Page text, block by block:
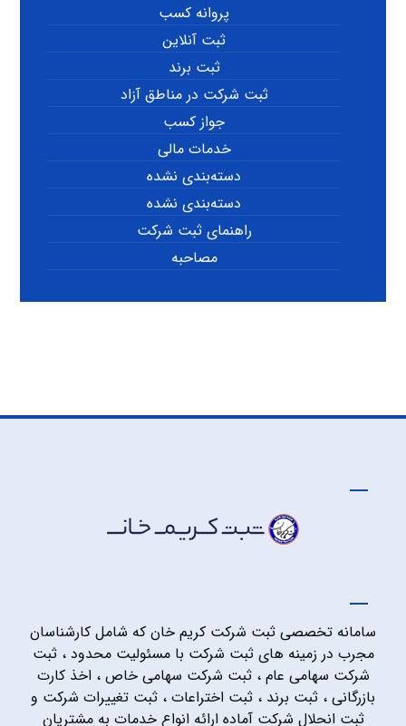
پروانه کسب
ثبت آنلاین
ثبت برند
ثبت شرکت در مناطق آزاد
جواز کسب
خدمات مالی
دسته‌بندی نشده
دسته‌بندی نشده
راهنمای ثبت شرکت
مصاحبه
سامانه تخصصی ثبت شرکت کریم خان که شامل کارشناسان
مجرب در زمینه های ثبت شرکت با مسئولیت محدود ، ثبت
شرکت سهامی عام ، ثبت شرکت سهامی خاص ، اخذ کارت
بازرگانی ، ثبت برند ، ثبت اختراعات ، ثبت تغییرات شرکت و
ثبت انحلال شرکت آماده ارائه انواع خدمات به مشتریان